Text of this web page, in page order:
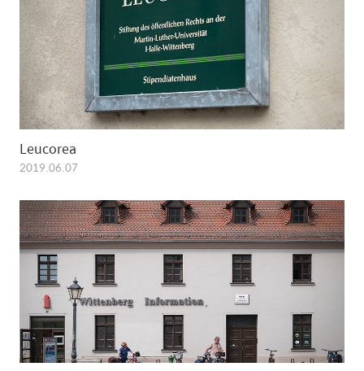
Leucorea
2019.06.07